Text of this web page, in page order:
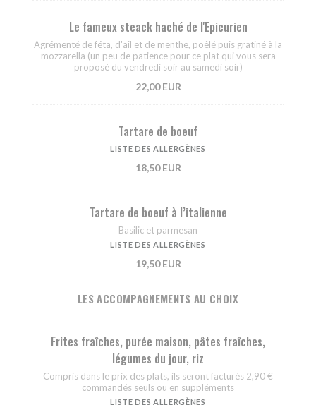
Le fameux steack haché de l'Epicurien
Agrémenté de féta, d'ail et de menthe, poêlé puis gratiné à la
mozzarella (un peu de patience pour ce plat qui vous sera
proposé du vendredi soir au samedi soir)
22,00 EUR
Tartare de boeuf
LISTE DES ALLERGÈNES
18,50 EUR
Tartare de boeuf à l’italienne
Basilic et parmesan
LISTE DES ALLERGÈNES
19,50 EUR
LES ACCOMPAGNEMENTS AU CHOIX
Frites fraîches, purée maison, pâtes fraîches,
légumes du jour, riz
Compris dans le prix des plats, ils seront facturés 2,90 €
commandés seuls ou en suppléments
LISTE DES ALLERGÈNES